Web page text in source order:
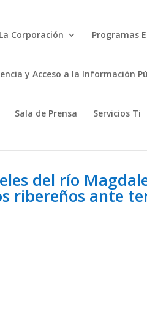
La Corporación Programas
y Acceso a la Información
Sala de Prensa Servicios Ti
del río
ribereños ante